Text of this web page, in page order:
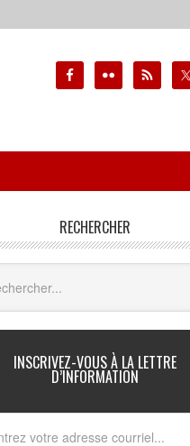
RECHERCHER
INSCRIVEZ-VOUS À LA LETTRE
D’INFORMATION